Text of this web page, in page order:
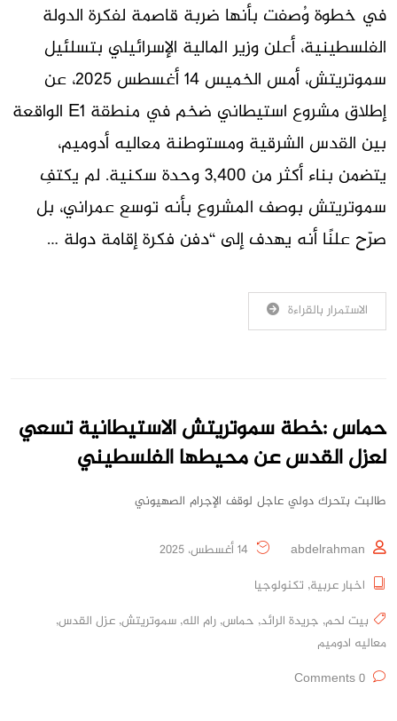
في خطوة وُصفت بأنها ضربة قاصمة لفكرة الدولة
الفلسطينية، أعلن وزير المالية الإسرائيلي بتسلئيل
سموتريتش، أمس الخميس 14 أغسطس 2025، عن
إطلاق مشروع استيطاني ضخم في منطقة E1 الواقعة
بين القدس الشرقية ومستوطنة معاليه أدوميم،
يتضمن بناء أكثر من 3,400 وحدة سكنية. لم يكتفِ
سموتريتش بوصف المشروع بأنه توسع عمراني، بل
صرّح علنًا أنه يهدف إلى “دفن فكرة إقامة دولة …
الاستمرار بالقراءة
حماس :خطة سموتريتش الاستيطانية تسعي
لعزل القدس عن محيطها الفلسطيني
طالبت بتحرك دولي عاجل لوقف الإجرام الصهيوني
abdelrahman
اخبار عربية, تكنولوجيا
بيت لحم, جريدة الرائد, حماس, رام الله, سموتريتش, عزل القدس,
معاليه ادوميم